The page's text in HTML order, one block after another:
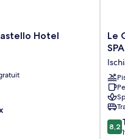
Hotel
Le
Sea
&
SPA
Le
SPA
8.2
sur
8,2